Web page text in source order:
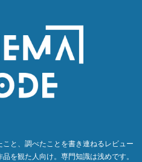
と、調べたことを書き連ねるレビュー
を観た人向け。専門知識は浅めです。